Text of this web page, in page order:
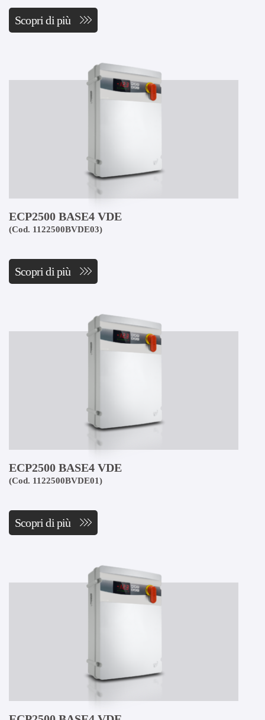
Scopri di più
ECP2500 BASE4 VDE
(Cod. 1122500BVDE03)
Scopri di più
ECP2500 BASE4 VDE
(Cod. 1122500BVDE01)
Scopri di più